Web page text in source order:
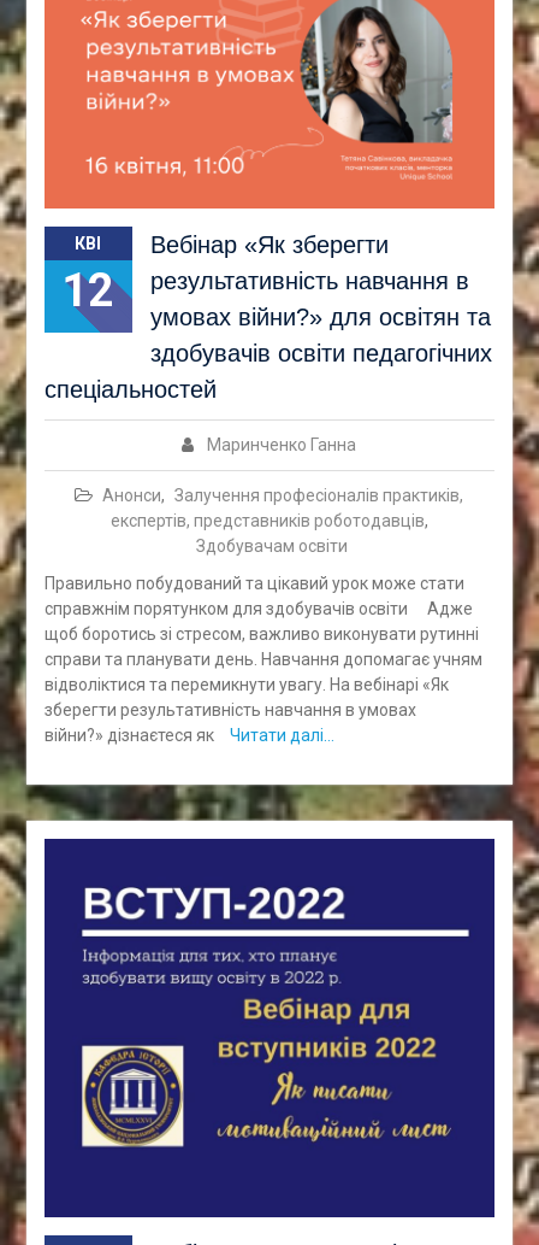
КВІ
12
Вебінар «Як зберегти
результативність навчання в
умовах війни?» для освітян та
здобувачів освіти педагогічних
спеціальностей
Маринченко Ганна
Анонси, Залучення професіоналів практиків,
експертів, представників роботодавців,
Здобувачам освіти
Правильно побудований та цікавий урок може стати
справжнім порятунком для здобувачів освіти ⠀Адже
щоб боротись зі стресом, важливо виконувати рутинні
справи та планувати день. Навчання допомагає учням
відволіктися та перемикнути увагу. На вебінарі «Як
зберегти результативність навчання в умовах
війни?» дізнаєтеся як
Читати далі…